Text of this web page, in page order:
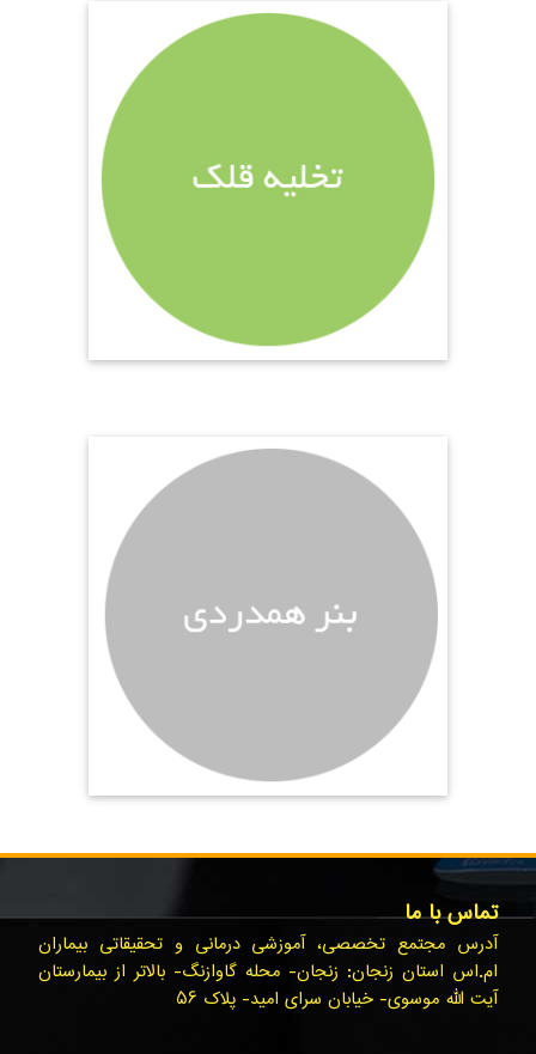
تماس با ما
آدرس مجتمع تخصصی، آموزشی درمانی و تحقیقاتی بیماران
ام.اس استان زنجان: زنجان- محله گاوازنگ- بالاتر از بیمارستان
آیت الله موسوی- خیابان سرای امید- پلاک ۵۶